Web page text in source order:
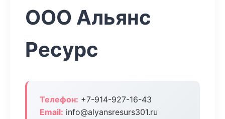
ООО Альянс
Ресурс
Телефон: +7-914-927-16-43
Email: info@alyansresurs301.ru